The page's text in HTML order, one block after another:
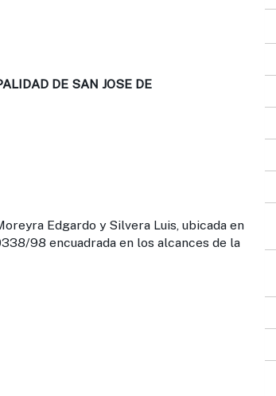
DE SAN JOSE DE
Edgardo y Silvera Luis, ubicada en
98 encuadrada en los alcances de la